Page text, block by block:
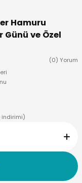
Hamuru
Günü ve Özel
(0) Yorum
indirimi)